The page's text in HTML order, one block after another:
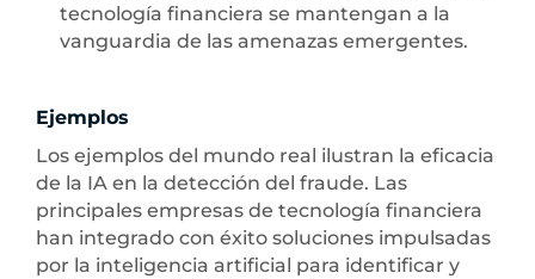
tecnología financiera se mantengan a la
vanguardia de las amenazas emergentes.
Ejemplos
Los ejemplos del mundo real ilustran la eficacia
de la IA en la detección del fraude. Las
principales empresas de tecnología financiera
han integrado con éxito soluciones impulsadas
por la inteligencia artificial para identificar y